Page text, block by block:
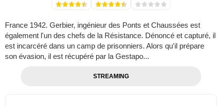
France 1942. Gerbier, ingénieur des Ponts et Chaussées est
également l'un des chefs de la Résistance. Dénoncé et capturé, il
est incarcéré dans un camp de prisonniers. Alors qu'il prépare
son évasion, il est récupéré par la Gestapo...
STREAMING